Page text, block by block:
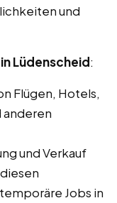
und
Lüdenscheid:
Flügen, Hotels,
anderen
und Verkauf
Jobs in